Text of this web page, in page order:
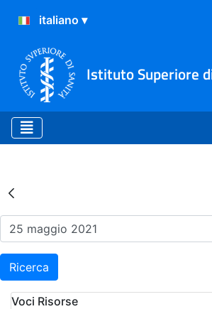
Istituto Superiore
Risultati della
Ricerca
Voci Risorse